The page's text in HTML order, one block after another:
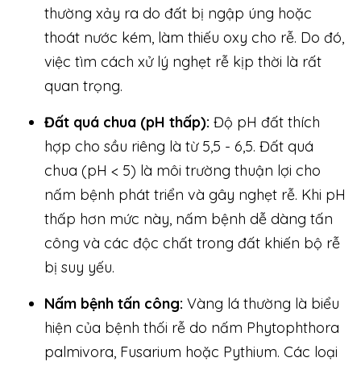
thường xảy ra do đất bị ngập úng hoặc
thoát nước kém, làm thiếu oxy cho rễ. Do đó,
việc tìm cách xử lý nghẹt rễ kịp thời là rất
quan trọng.
Đất quá chua (pH thấp): Độ pH đất thích
hợp cho sầu riêng là từ 5,5 - 6,5. Đất quá
chua (pH < 5) là môi trường thuận lợi cho
nấm bệnh phát triển và gây nghẹt rễ. Khi pH
thấp hơn mức này, nấm bệnh dễ dàng tấn
công và các độc chất trong đất khiến bộ rễ
bị suy yếu.
Nấm bệnh tấn công: Vàng lá thường là biểu
hiện của bệnh thối rễ do nấm Phytophthora
palmivora, Fusarium hoặc Pythium. Các loại